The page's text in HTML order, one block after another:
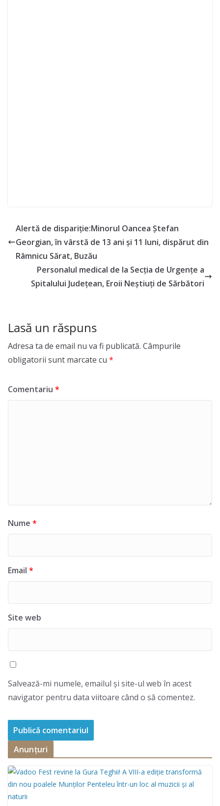
Alertă de dispariție:Minorul Oancea Ștefan
Georgian, în vârstă de 13 ani și 11 luni, dispărut din
Râmnicu Sărat, Buzău
Personalul medical de la Secția de Urgențe a
Spitalului Județean, Eroii Neștiuți de Sărbători
Lasă un răspuns
Adresa ta de email nu va fi publicată. Câmpurile
obligatorii sunt marcate cu *
Comentariu *
Nume *
Email *
Site web
Salvează-mi numele, emailul și site-ul web în acest
navigator pentru data viitoare când o să comentez.
Anunțuri